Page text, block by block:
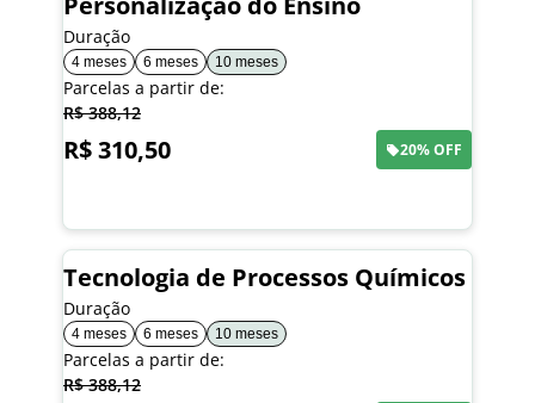
Duração
4 meses 6 meses 10 meses
Parcelas a partir de:
R$ 388,12
R$ 310,50 20% OFF
Tecnologia de Processos Químicos
Duração
4 meses 6 meses 10 meses
Parcelas a partir de:
R$ 388,12